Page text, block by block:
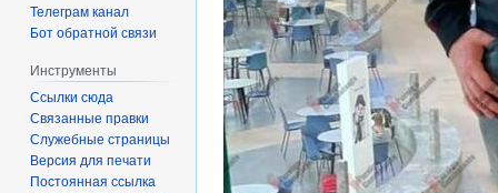
Телеграм канал
Бот обратной связи
Инструменты
Ссылки сюда
Связанные правки
Служебные страницы
Версия для печати
Постоянная ссылка